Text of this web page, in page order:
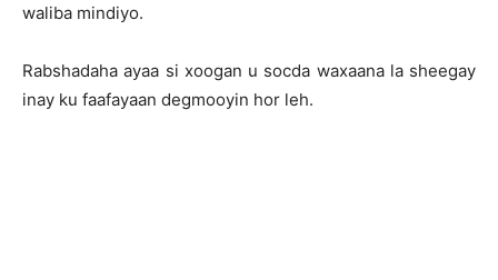
waliba mindiyo.
Rabshadaha ayaa si xoogan u socda waxaana la sheegay
inay ku faafayaan degmooyin hor leh.